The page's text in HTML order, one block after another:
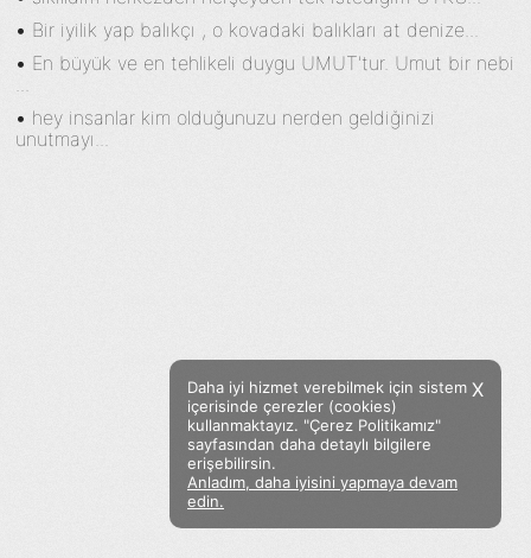
Facebook Twitter Instagram
Sözümoki © 2020 - V.8
• Bir iyilik yap balıkçı , o kovadaki balıkları at denize...
• En büyük ve en tehlikeli duygu UMUT'tur. Umut bir nebi
...
• hey insanlar kim olduğunuzu nerden geldiğinizi
unutmayı...
X
Daha iyi hizmet verebilmek için sistem
içerisinde çerezler (cookies)
kullanmaktayız. "Çerez Politikamız"
sayfasından daha detaylı bilgilere
erişebilirsin.
Anladım, daha iyisini yapmaya devam
edin.